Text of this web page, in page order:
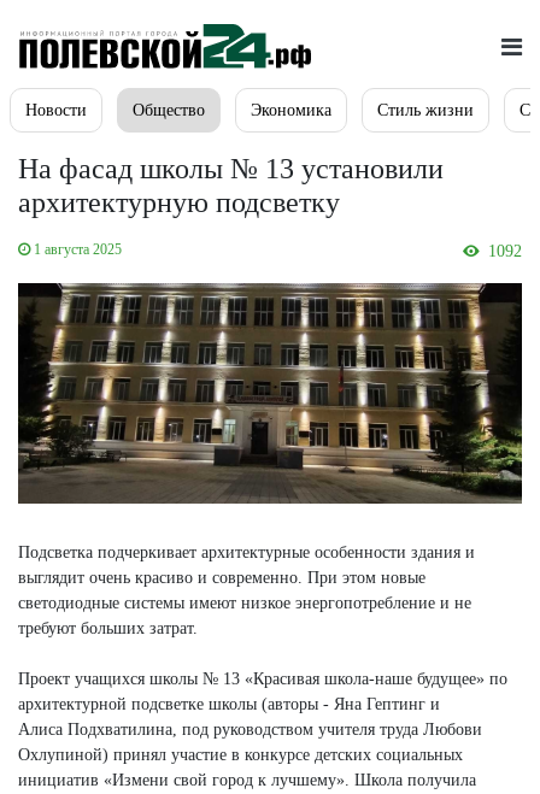
Новости Общество Экономика Стиль жизни
На фасад школы № 13 установили
архитектурную подсветку
1 августа 2025 1092
Подсветка подчеркивает архитектурные особенности здания и
выглядит очень красиво и современно. При этом новые
светодиодные системы имеют низкое энергопотребление и не
требуют больших затрат.
Проект учащихся школы № 13 «Красивая школа-наше будущее» по
архитектурной подсветке школы (авторы - Яна Гептинг и
Алиса Подхватилина, под руководством учителя труда Любови
Охлупиной) принял участие в конкурсе детских социальных
инициатив «Измени свой город к лучшему». Школа получила